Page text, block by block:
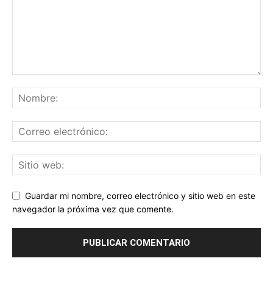
Guardar mi nombre, correo electrónico y sitio web en este
navegador la próxima vez que comente.